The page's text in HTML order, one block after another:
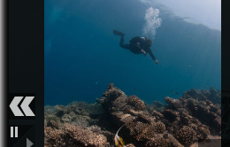
DYK Guiden
Shop
Föregående